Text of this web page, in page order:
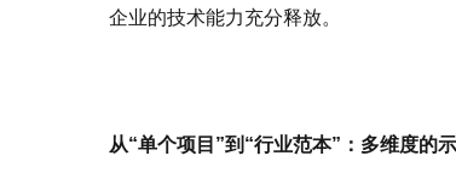
企业的技术能力充分释放。
从“单个项目”到“行业范本”：多维度的